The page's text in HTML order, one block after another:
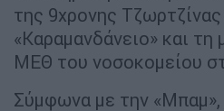
της 9χρονης
«Καραμανδάνειο» και
ΜΕΘ του νοσοκομείου
Σύμφωνα με την «Μπαμ»,